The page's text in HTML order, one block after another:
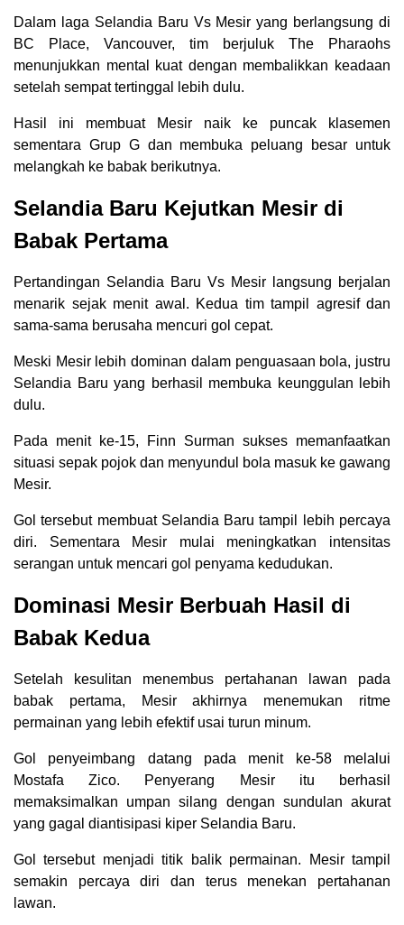
Dalam laga Selandia Baru Vs Mesir yang berlangsung di
BC Place, Vancouver, tim berjuluk The Pharaohs
menunjukkan mental kuat dengan membalikkan keadaan
setelah sempat tertinggal lebih dulu.
Hasil ini membuat Mesir naik ke puncak klasemen
sementara Grup G dan membuka peluang besar untuk
melangkah ke babak berikutnya.
Selandia Baru Kejutkan Mesir di
Babak Pertama
Pertandingan Selandia Baru Vs Mesir langsung berjalan
menarik sejak menit awal. Kedua tim tampil agresif dan
sama-sama berusaha mencuri gol cepat.
Meski Mesir lebih dominan dalam penguasaan bola, justru
Selandia Baru yang berhasil membuka keunggulan lebih
dulu.
Pada menit ke-15, Finn Surman sukses memanfaatkan
situasi sepak pojok dan menyundul bola masuk ke gawang
Mesir.
Gol tersebut membuat Selandia Baru tampil lebih percaya
diri. Sementara Mesir mulai meningkatkan intensitas
serangan untuk mencari gol penyama kedudukan.
Dominasi Mesir Berbuah Hasil di
Babak Kedua
Setelah kesulitan menembus pertahanan lawan pada
babak pertama, Mesir akhirnya menemukan ritme
permainan yang lebih efektif usai turun minum.
Gol penyeimbang datang pada menit ke-58 melalui
Mostafa Zico. Penyerang Mesir itu berhasil
memaksimalkan umpan silang dengan sundulan akurat
yang gagal diantisipasi kiper Selandia Baru.
Gol tersebut menjadi titik balik permainan. Mesir tampil
semakin percaya diri dan terus menekan pertahanan
lawan.